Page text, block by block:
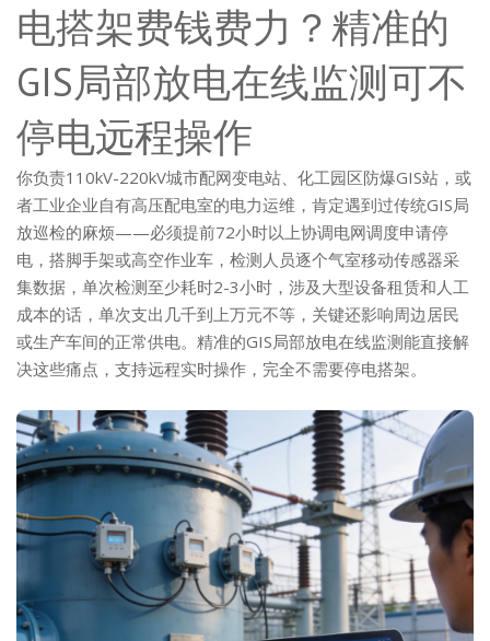
电搭架费钱费力？精准的
GIS局部放电在线监测可不
停电远程操作
你负责110kV-220kV城市配网变电站、化工园区防爆GIS站，或
者工业企业自有高压配电室的电力运维，肯定遇到过传统GIS局
放巡检的麻烦——必须提前72小时以上协调电网调度申请停
电，搭脚手架或高空作业车，检测人员逐个气室移动传感器采
集数据，单次检测至少耗时2-3小时，涉及大型设备租赁和人工
成本的话，单次支出几千到上万元不等，关键还影响周边居民
或生产车间的正常供电。精准的GIS局部放电在线监测能直接解
决这些痛点，支持远程实时操作，完全不需要停电搭架。